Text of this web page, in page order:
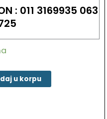
: 011 3169935 063
u korpu